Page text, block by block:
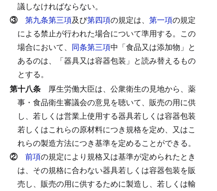
議しなければならない。
③ 第九条第三項及び第四項の規定は、 第一項の規定
による禁止が行われた場合について準用する。 この
場合において、 同条第三項中「食品又は添加物」と
あるのは、「器具又は容器包装」と読み替えるもの
とする。
第十八条 厚生労働大臣は、公衆衛生の見地から、薬
事・食品衛生審議会の意見を聴いて、販売の用に供
し、若しくは営業上使用する器具若しくは容器包装
若しくはこれらの原材料につき規格を定め、又はこ
れらの製造方法につき基準を定めることができる。
② 前項の規定により規格又は基準が定められたとき
は、その規格に合わない器具若しくは容器包装を販
売し、販売の用に供するために製造し、若しくは輸